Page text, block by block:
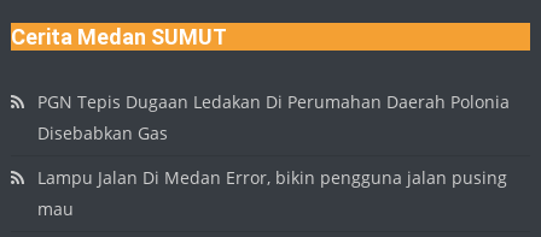
Cerita Medan SUMUT
PGN Tepis Dugaan Ledakan Di Perumahan Daerah Polonia
Disebabkan Gas
Lampu Jalan Di Medan Error, bikin pengguna jalan pusing
mau